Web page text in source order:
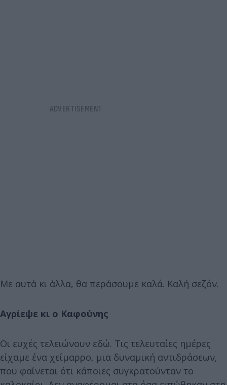
Με αυτά κι άλλα, θα περάσουμε καλά. Καλή σεζόν.
Αγρίεψε κι ο Καφούνης
Οι ευχές τελειώνουν εδώ. Τις τελευταίες ημέρες
είχαμε ένα χείμαρρο, μια δυναμική αντιδράσεων,
που φαίνεται ότι κάποιες συγκρατούνταν το